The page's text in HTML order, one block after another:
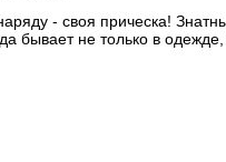
- своя прическа!
бывает не только в одежде,